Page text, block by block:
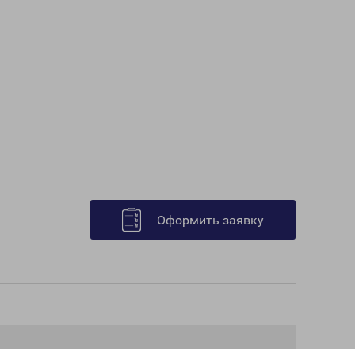
Оформить заявку